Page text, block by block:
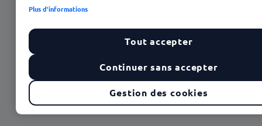
Sommaire
1. SGS : lier RSE et mobilité des salariés
2. Cdiscount mise sur le vélo et les transports en
Plus d'informations
Gestion des cookies
Continuer sans accepter
Tout accepter